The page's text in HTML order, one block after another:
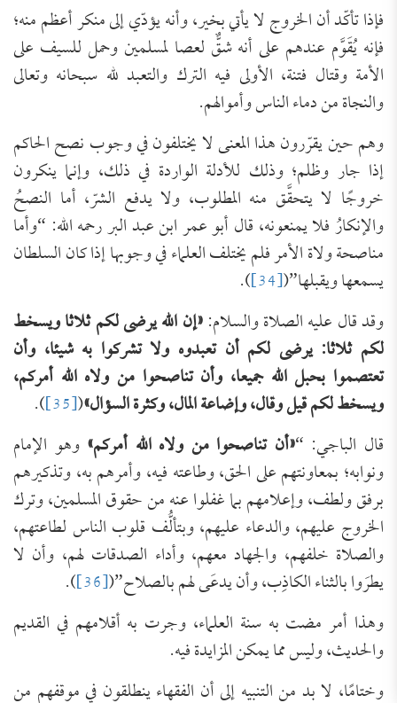
فإذا تأكّد أن الخروج لا يأتي بخير، وأنه يؤدّي إلى منكر أعظم منه؛
فإنه يُقَوَّم عندهم على أنه شقٌّ لعصا لمسلمين وحمل للسيف على
الأمة وقتال فتنة، الأولى فيه الترك والتعبد لله سبحانه وتعالى
والنجاة من دماء الناس وأموالهم.
وهم حين يقرّرون هذا المعنى لا يختلفون في وجوب نصح الحاكم
إذا جار وظلم؛ وذلك للأدلة الواردة في ذلك، وإنما ينكرون
خروجًا لا يتحقَّق منه المطلوب، ولا يدفع الشرّ، أما النصحُ
والإنكارُ فلا يمنعونه، قال أبو عمر ابن عبد البر رحمه الله: “وأما
مناصحة ولاة الأمر فلم يختلف العلماء في وجوبها إذا كان السلطان
يسمعها ويقبلها”([34]
).
وقد قال عليه الصلاة والسلام:«إن الله يرضى لكم ثلاثا ويسخط
لكم ثلاثا: يرضى لكم أن تعبدوه ولا تشركوا به شيئا، وأن
تعتصموا بحبل الله جميعا، وأن تناصحوا من ولاه الله أمركم،
ويسخط لكم قيل وقال، وإضاعة المال، وكثرة السؤال»
(
[35]
).
قال الباجي: “«أن تناصحوا من ولاه الله أمركم» وهو الإمام
ونوابه؛ بمعاونتهم على الحق، وطاعته فيه، وأمرهم به، وتذكيرهم
برفق ولطف، وإعلامهم بما غفلوا عنه من حقوق المسلمين، وترك
الخروج عليهم، والدعاء عليهم، وبتألُّف قلوب الناس لطاعتهم،
والصلاة خلفهم، والجهاد معهم، وأداء الصدقات لهم، وأن لا
يطرَوا بالثناء الكاذِب، وأن يدعَى لهم بالصلاح”([36]
).
وهذا أمر مضت به سنة العلماء، وجرت به أقلامهم في القديم
والحديث، وليس مما يمكن المزايدة فيه.
وختامًا، لا بد من التنبيه إلى أن الفقهاء ينطلقون في موقفهم من